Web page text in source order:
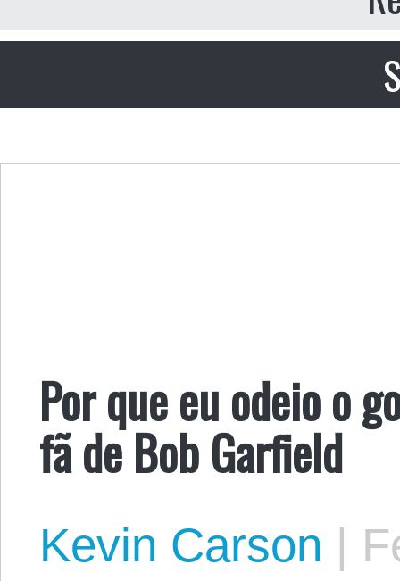
Por que eu odeio o
fã de Bob Garfield
Kevin Carson |